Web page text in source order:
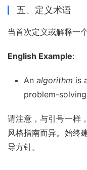
五、定义术语
当首次定义或解释一
English Example:
An algorithm is
problem-
请注意，与引号一样
风格指南而异。始终
导方针。